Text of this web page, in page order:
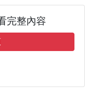
完整內容